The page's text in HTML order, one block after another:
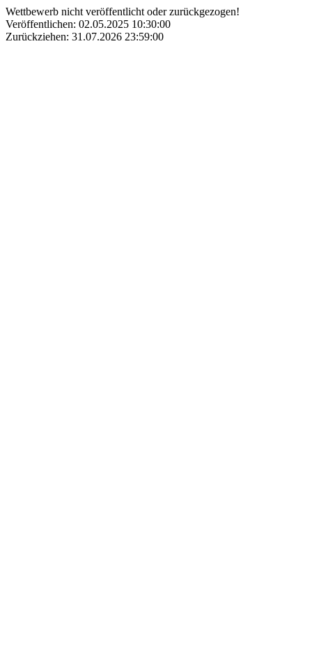
Wettbewerb nicht veröffentlicht oder zurückgezogen!
Veröffentlichen: 02.05.2025 10:30:00
Zurückziehen: 31.07.2026 23:59:00